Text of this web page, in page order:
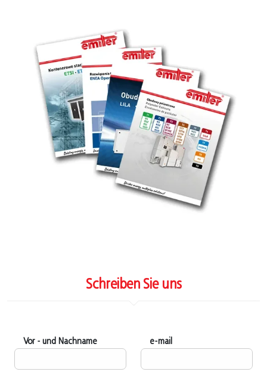
Schreiben Sie uns
Vor - und Nachname e-mail